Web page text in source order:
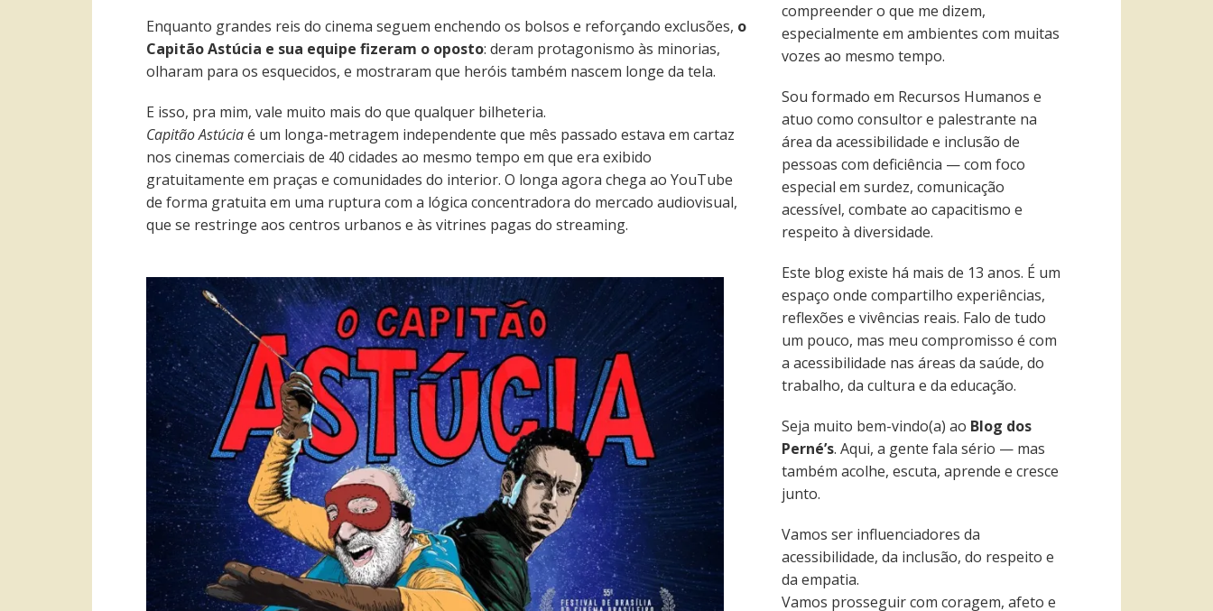
Enquanto grandes reis do cinema seguem enchendo os bolsos e reforçando exclusões, o
Capitão Astúcia e sua equipe fizeram o oposto: deram protagonismo às minorias,
olharam para os esquecidos, e mostraram que heróis também nascem longe da tela.
E isso, pra mim, vale muito mais do que qualquer bilheteria.
Capitão Astúciaé um longa-metragem independente que mês passado estava em cartaz
nos cinemas comerciais de 40 cidades ao mesmo tempo em que era exibido
gratuitamente em praças e comunidades do interior. O longa agora chega ao YouTube
de forma gratuita em uma ruptura com a lógica concentradora do mercado audiovisual,
que se restringe aos centros urbanos e às vitrines pagas do streaming.
compreender o que me dizem,
especialmente em ambientes com muitas
vozes ao mesmo tempo.
Sou formado em Recursos Humanos e
atuo como consultor e palestrante na
área da acessibilidade e inclusão de
pessoas com deficiência — com foco
especial em surdez, comunicação
acessível, combate ao capacitismo e
respeito à diversidade.
Este blog existe há mais de 13 anos. É um
espaço onde compartilho experiências,
reflexões e vivências reais. Falo de tudo
um pouco, mas meu compromisso é com
a acessibilidade nas áreas da saúde, do
trabalho, da cultura e da educação.
Seja muito bem-vindo(a) ao Blog dos
Perné’s. Aqui, a gente fala sério — mas
também acolhe, escuta, aprende e cresce
junto.
Vamos ser influenciadores da
acessibilidade, da inclusão, do respeito e
da empatia.
Vamos prosseguir com coragem, afeto e